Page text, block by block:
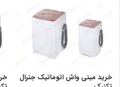
خرید مینی واش اتوماتیک جنرال